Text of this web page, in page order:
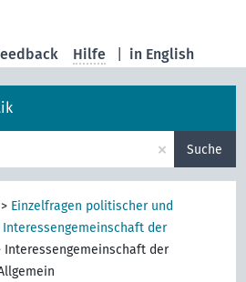
in English
Hilfe
× Suche
> Einzelfragen politischer und
Interessengemeinschaft der
Interessengemeinschaft der